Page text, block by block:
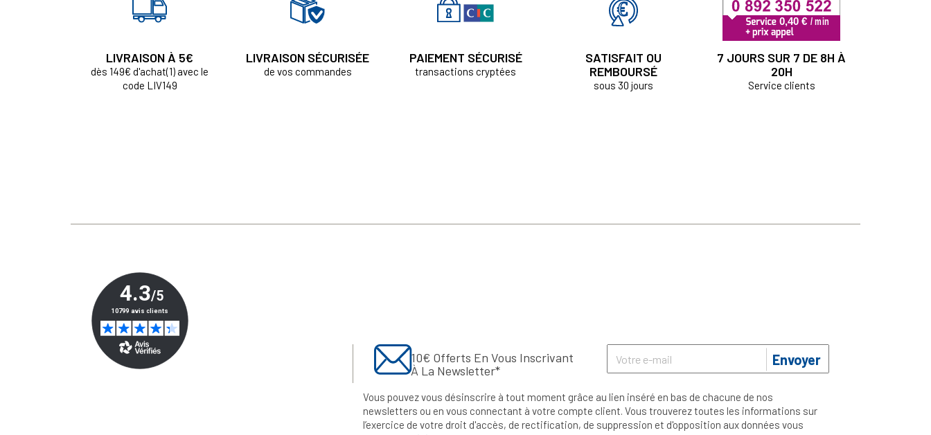
LIVRAISON À 5€
dès 149€ d'achat(1) avec le
code LIV149
LIVRAISON SÉCURISÉE
de vos commandes
PAIEMENT SÉCURISÉ
transactions cryptées
SATISFAIT OU
REMBOURSÉ
sous 30 jours
7 JOURS SUR 7 DE 8H À
20H
Service clients
10€ Offerts En Vous Inscrivant
À La Newsletter*
Envoyer
Vous pouvez vous désinscrire à tout moment grâce au lien inséré en bas de chacune de nos
newsletters ou en vous connectant à votre compte client. Vous trouverez toutes les informations sur
l’exercice de votre droit d'accès, de rectification, de suppression et d'opposition aux données vous